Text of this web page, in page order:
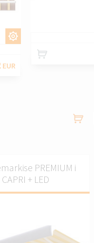
EUR
PREMIUM i
+ LED